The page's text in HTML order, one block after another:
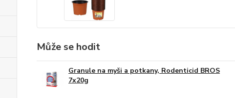
Může se hodit
Granule na myši a potkany, Rodenticid BROS
7x20g